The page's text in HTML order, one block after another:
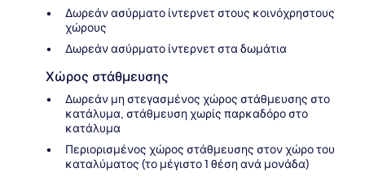
Δωρεάν ασύρματο ίντερνετ στους κοινόχρηστους
χώρους
Δωρεάν ασύρματο ίντερνετ στα δωμάτια
Χώρος στάθμευσης
Δωρεάν μη στεγασμένος χώρος στάθμευσης στο
κατάλυμα, στάθμευση χωρίς παρκαδόρο στο
κατάλυμα
Περιορισμένος χώρος στάθμευσης στον χώρο του
καταλύματος (το μέγιστο 1 θέση ανά μονάδα)